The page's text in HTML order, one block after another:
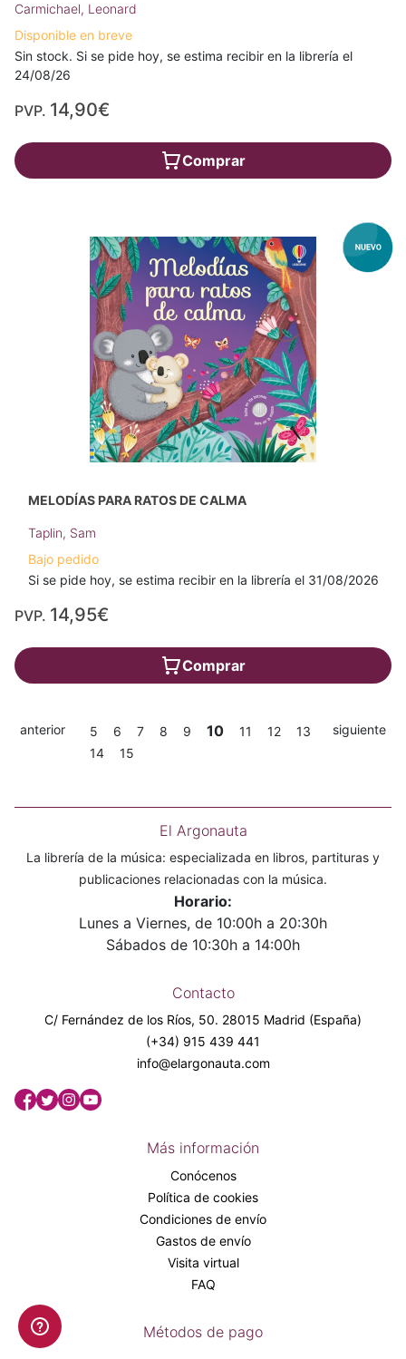
Carmichael, Leonard
Disponible en breve
Sin stock. Si se pide hoy, se estima recibir en la librería el
24/08/26
PVP. 14,90€
Comprar
MELODÍAS PARA RATOS DE CALMA
Taplin, Sam
Bajo pedido
Si se pide hoy, se estima recibir en la librería el 31/08/2026
PVP. 14,95€
Comprar
anterior 5 6 7 8 9 10 11 12
13
14
15
siguiente
El Argonauta
La librería de la música: especializada en libros, partituras y
publicaciones relacionadas con la música.
Horario:
Lunes a Viernes, de 10:00h a 20:30h
Sábados de 10:30h a 14:00h
Contacto
C/ Fernández de los Ríos, 50. 28015 Madrid (España)
(+34) 915 439 441
info@elargonauta.com
Más información
Conócenos
Política de cookies
Condiciones de envío
Gastos de envío
Visita virtual
FAQ
Métodos de pago